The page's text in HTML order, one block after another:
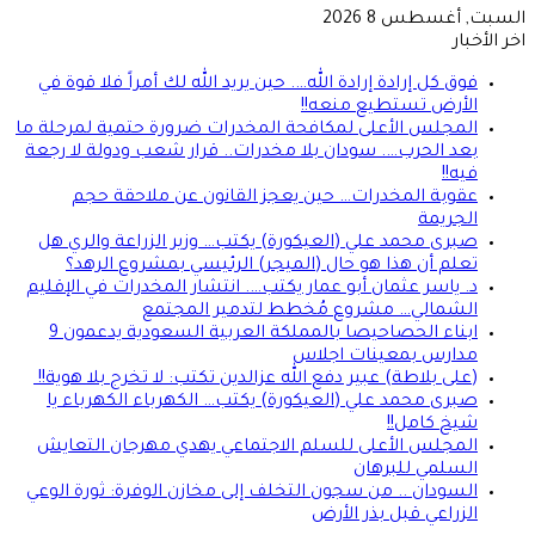
السبت, أغسطس 8 2026
اخر الأخبار
فوق كل إرادة إرادة الله…. حين يريد الله لك أمراً فلا قوة في
الأرض تستطيع منعه!!
المجلس الأعلى لمكافحة المخدرات ضرورة حتمية لمرحلة ما
بعد الحرب…. سودان بلا مخدرات.. قرار شعب ودولة لا رجعة
فيه!!
عقوبة المخدرات… حين يعجز القانون عن ملاحقة حجم
الجريمة
صبرى محمد علي (العيكورة) يكتب… وزير الزراعة والري هل
تعلم أن هذا هو حال (الميجر) الرئيسي بمشروع الرهد؟
د. ياسر عثمان أبو عمار يكتب…. انتشار المخدرات في الإقليم
الشمالي… مشروع مُخطط لتدمير المجتمع
ابناء الحصاحيصا بالمملكة العربية السعودية يدعمون 9
مدارس بمعينات اجلاس
(على بلاطة) عبير دفع الله عزالدين تكتب: لا تخرج بلا هوية!!
صبرى محمد علي (العيكورة) يكتب… الكهرباء الكهرباء يا
شيخ كامل!!
المجلس الأعلى للسلم الاجتماعي يهدي مهرجان التعايش
السلمي للبرهان
السودان .. من سجون التخلف إلى مخازن الوفرة: ثورة الوعي
الزراعي قبل بذر الأرض